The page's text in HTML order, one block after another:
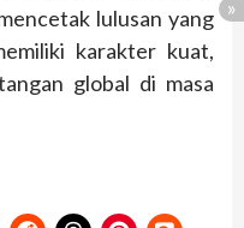
lulusan yang
karakter kuat,
global di masa